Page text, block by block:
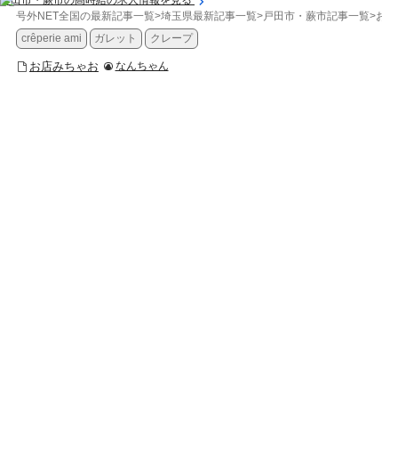
号外NET全国の最新記事一覧>埼玉県最新記事一覧>戸田市・蕨市記事一覧>お
crêperie ami
ガレット クレープ
お店みちゃお なんちゃん